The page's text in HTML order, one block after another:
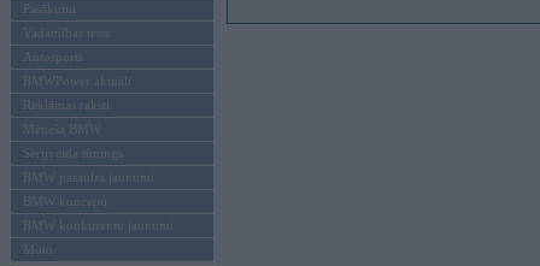
Pasākumi
Vadāmības tests
Autosports
BMWPower aktuāli
Reklāmas raksti
Mēneša BMW
Sērijveida tūnings
BMW pasaules jaunumi
BMW koncepti
BMW konkurentu jaunumi
Moto